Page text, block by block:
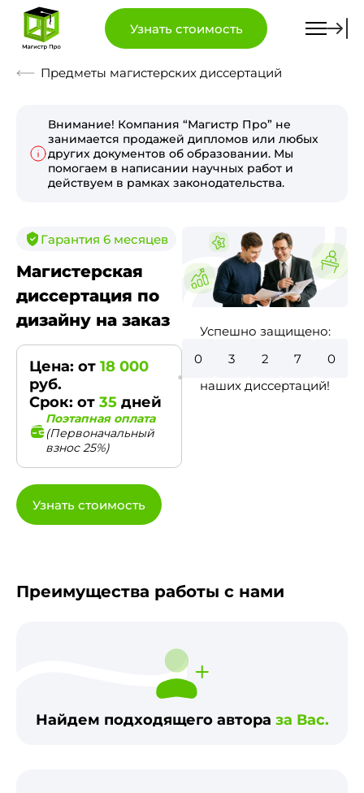
Узнать стоимость
Предметы магистерских диссертаций
Внимание! Компания “Магистр Про” не
занимается продажей дипломов или любых
других документов об образовании. Мы
помогаем в написании научных работ и
действуем в рамках законодательства.
Гарантия 6 месяцев
Магистерская
диссертация по
дизайну на заказ
Цена: от 18 000
руб.
Срок: от 35 дней
Поэтапная оплата
(Первоначальный
взнос 25%)
Узнать стоимость
Успешно защищено:
2
1
7
3
0
наших диссертаций!
Преимущества работы с нами
Найдем подходящего автора за Вас.